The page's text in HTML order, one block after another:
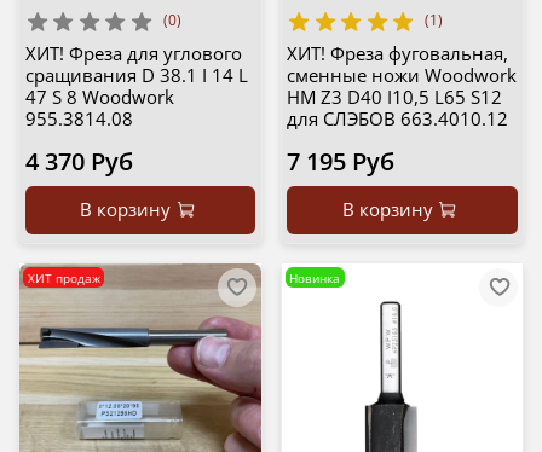
(0)
ХИТ! Фреза для углового
сращивания D 38.1 I 14 L
47 S 8 Woodwork
955.3814.08
4 370 Руб
В корзину
(1)
ХИТ! Фреза фуговальная,
сменные ножи Woodwork
HM Z3 D40 I10,5 L65 S12
для СЛЭБОВ 663.4010.12
7 195 Руб
В корзину
ХИТ продаж Новинка